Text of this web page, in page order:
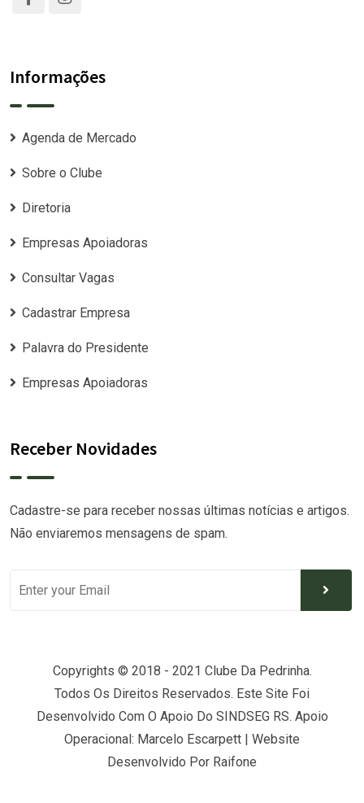
Informações
Agenda de Mercado
Sobre o Clube
Diretoria
Empresas Apoiadoras
Consultar Vagas
Cadastrar Empresa
Palavra do Presidente
Empresas Apoiadoras
Receber Novidades
Cadastre-se para receber nossas últimas notícias e artigos.
Não enviaremos mensagens de spam.
Copyrights © 2018 - 2021 Clube Da Pedrinha.
Todos Os Direitos Reservados. Este Site Foi
Desenvolvido Com O Apoio Do SINDSEG RS. Apoio
Operacional: Marcelo Escarpett | Website
Desenvolvido Por Raifone